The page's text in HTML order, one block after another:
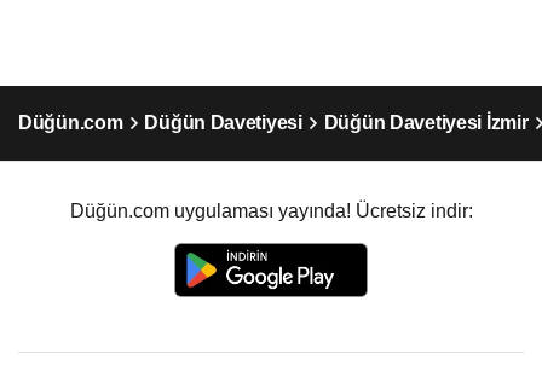
Düğün.com Düğün Davetiyesi Düğün Davetiyesi İzmir
Düğün.com uygulaması yayında! Ücretsiz indir: